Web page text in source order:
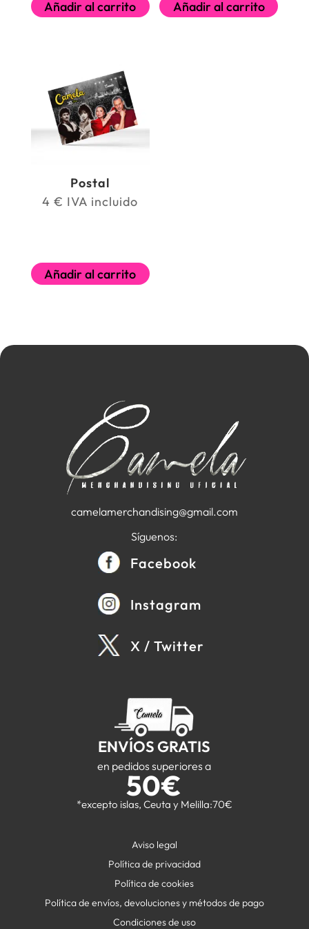
Añadir al carrito Añadir al carrito
Postal
4€ IVA incluido
Añadir al carrito
camelamerchandising@gmail.com
Síguenos:
Facebook
Instagram
X / Twitter
ENVÍOS GRATIS
en pedidos superiores a
50€
*excepto islas, Ceuta y Melilla:70€
Aviso legal
Política de privacidad
Política de cookies
Política de envíos, devoluciones y métodos de pago
Condiciones de uso